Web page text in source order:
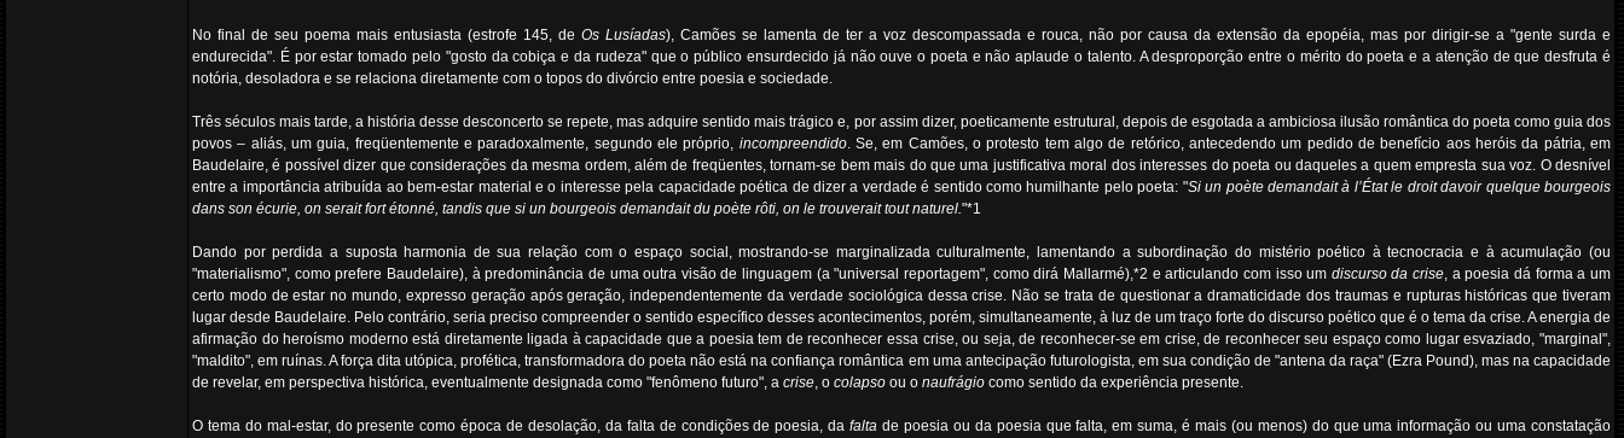
No final de seu poema mais entusiasta (estrofe 145, de Os Lusíadas), Camões se lamenta de ter a voz descompassada e rouca, não por causa da extensão da epopéia, mas por dirigir-se a "gente surda e
endurecida". É por estar tomado pelo "gosto da cobiça e da rudeza" que o público ensurdecido já não ouve o poeta e não aplaude o talento. A desproporção entre o mérito do poeta e a atenção de que desfruta é
notória, desoladora e se relaciona diretamente com o topos do divórcio entre poesia e sociedade.
Três séculos mais tarde, a história desse desconcerto se repete, mas adquire sentido mais trágico e, por assim dizer, poeticamente estrutural, depois de esgotada a ambiciosa ilusão romântica do poeta como guia dos
povos – aliás, um guia, freqüentemente e paradoxalmente, segundo ele próprio, incompreendido. Se, em Camões, o protesto tem algo de retórico, antecedendo um pedido de benefício aos heróis da pátria, em
Baudelaire, é possível dizer que considerações da mesma ordem, além de freqüentes, tornam-se bem mais do que uma justificativa moral dos interesses do poeta ou daqueles a quem empresta sua voz. O desnível
entre a importância atribuída ao bem-estar material e o interesse pela capacidade poética de dizer a verdade é sentido como humilhante pelo poeta: "Si un poète demandait à l’État le droit davoir quelque bourgeois
dans son écurie, on serait fort étonné, tandis que si un bourgeois demandait du poète rôti, on le trouverait tout naturel."*1
Dando por perdida a suposta harmonia de sua relação com o espaço social, mostrando-se marginalizada culturalmente, lamentando a subordinação do mistério poético à tecnocracia e à acumulação (ou
"materialismo", como prefere Baudelaire), à predominância de uma outra visão de linguagem (a "universal reportagem", como dirá Mallarmé),*2 e articulando com isso um discurso da crise, a poesia dá forma a um
certo modo de estar no mundo, expresso geração após geração, independentemente da verdade sociológica dessa crise. Não se trata de questionar a dramaticidade dos traumas e rupturas históricas que tiveram
lugar desde Baudelaire. Pelo contrário, seria preciso compreender o sentido específico desses acontecimentos, porém, simultaneamente, à luz de um traço forte do discurso poético que é o tema da crise. A energia de
afirmação do heroísmo moderno está diretamente ligada à capacidade que a poesia tem de reconhecer essa crise, ou seja, de reconhecer-se em crise, de reconhecer seu espaço como lugar esvaziado, "marginal",
"maldito", em ruínas. A força dita utópica, profética, transformadora do poeta não está na confiança romântica em uma antecipação futurologista, em sua condição de "antena da raça" (Ezra Pound), mas na capacidade
de revelar, em perspectiva histórica, eventualmente designada como "fenômeno futuro", a crise, o colapso ou o naufrágio como sentido da experiência presente.
O tema do mal-estar, do presente como época de desolação, da falta de condições de poesia, dafalta de poesia ou da poesia que falta, em suma, é mais (ou menos) do que uma informação ou uma constatação